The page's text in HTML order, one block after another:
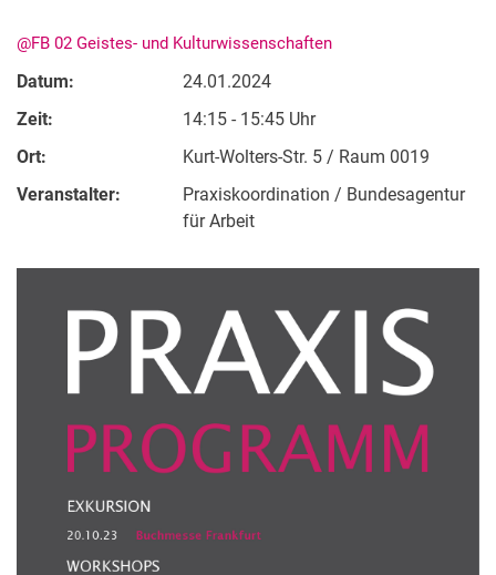
@FB 02 Geistes- und Kulturwissenschaften
Datum:
24.01.2024
Zeit:
14:15 - 15:45 Uhr
Ort:
Kurt-Wolters-Str. 5 / Raum 0019
Veranstalter:
Praxiskoordination / Bundesagentur
für Arbeit